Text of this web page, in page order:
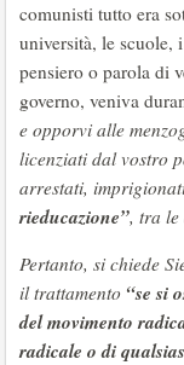
comunisti tutto era
università, le scuole,
pensiero o parola di
governo, veniva
e opporvi alle
licenziati dal vostro
arrestati,
rieducazione”, tra le
Pertanto, si chiede
il trattamento “se si
del movimento
radicale o di